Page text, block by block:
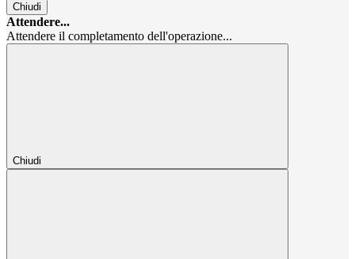
Chiudi
Attendere...
Attendere il completamento dell'operazione...
Chiudi